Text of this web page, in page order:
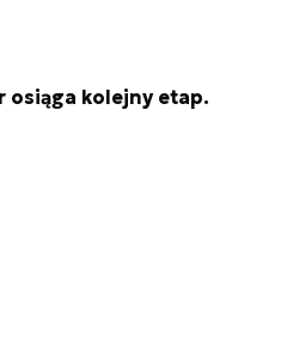
osiąga kolejny etap.